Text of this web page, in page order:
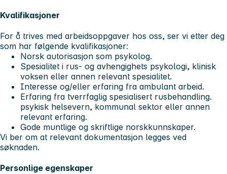
Kvalifikasjoner
For å trives med arbeidsoppgaver hos oss, ser vi etter deg
som har følgende kvalifikasjoner:
Norsk autorisasjon som psykolog.
Spesialitet i rus- og avhengighets psykologi, klinisk
voksen eller annen relevant spesialitet.
Interesse og/eller erfaring fra ambulant arbeid.
Erfaring fra tverrfaglig spesialisert rusbehandling.
psykisk helsevern, kommunal sektor eller annen
relevant erfaring.
Gode muntlige og skriftlige norskkunnskaper.
Vi ber om at relevant dokumentasjon legges ved
søknaden.
Personlige egenskaper